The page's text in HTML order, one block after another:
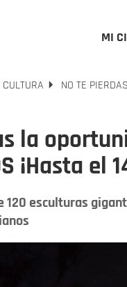
MI
CULTURA NO TE
la
¡Hasta el
120 esculturas